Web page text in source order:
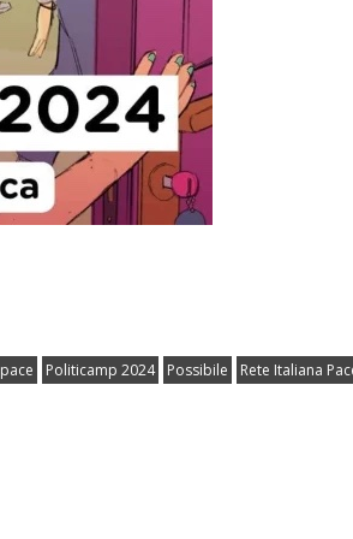
pace Politicamp 2024 Possibile
Rete Italiana